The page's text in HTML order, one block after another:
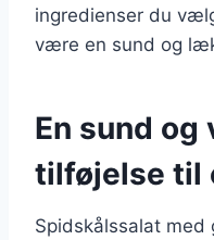
ingredienser du
være en sund og
En sund og
tilføjelse til
Spidskålssalat